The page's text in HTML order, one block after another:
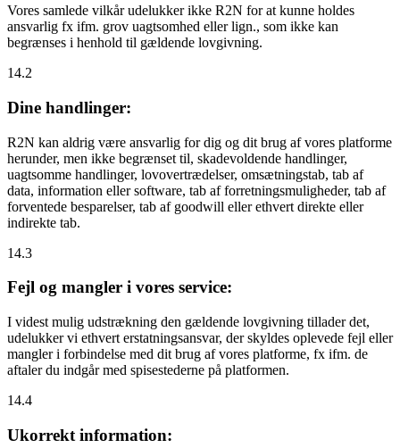
Vores samlede vilkår udelukker ikke R2N for at kunne holdes
ansvarlig fx ifm. grov uagtsomhed eller lign., som ikke kan
begrænses i henhold til gældende lovgivning.
14.2
Dine handlinger:
R2N kan aldrig være ansvarlig for dig og dit brug af vores platforme
herunder, men ikke begrænset til, skadevoldende handlinger,
uagtsomme handlinger, lovovertrædelser, omsætningstab, tab af
data, information eller software, tab af forretningsmuligheder, tab af
forventede besparelser, tab af goodwill eller ethvert direkte eller
indirekte tab.
14.3
Fejl og mangler i vores service:
I videst mulig udstrækning den gældende lovgivning tillader det,
udelukker vi ethvert erstatningsansvar, der skyldes oplevede fejl eller
mangler i forbindelse med dit brug af vores platforme, fx ifm. de
aftaler du indgår med spisestederne på platformen.
14.4
Ukorrekt information: